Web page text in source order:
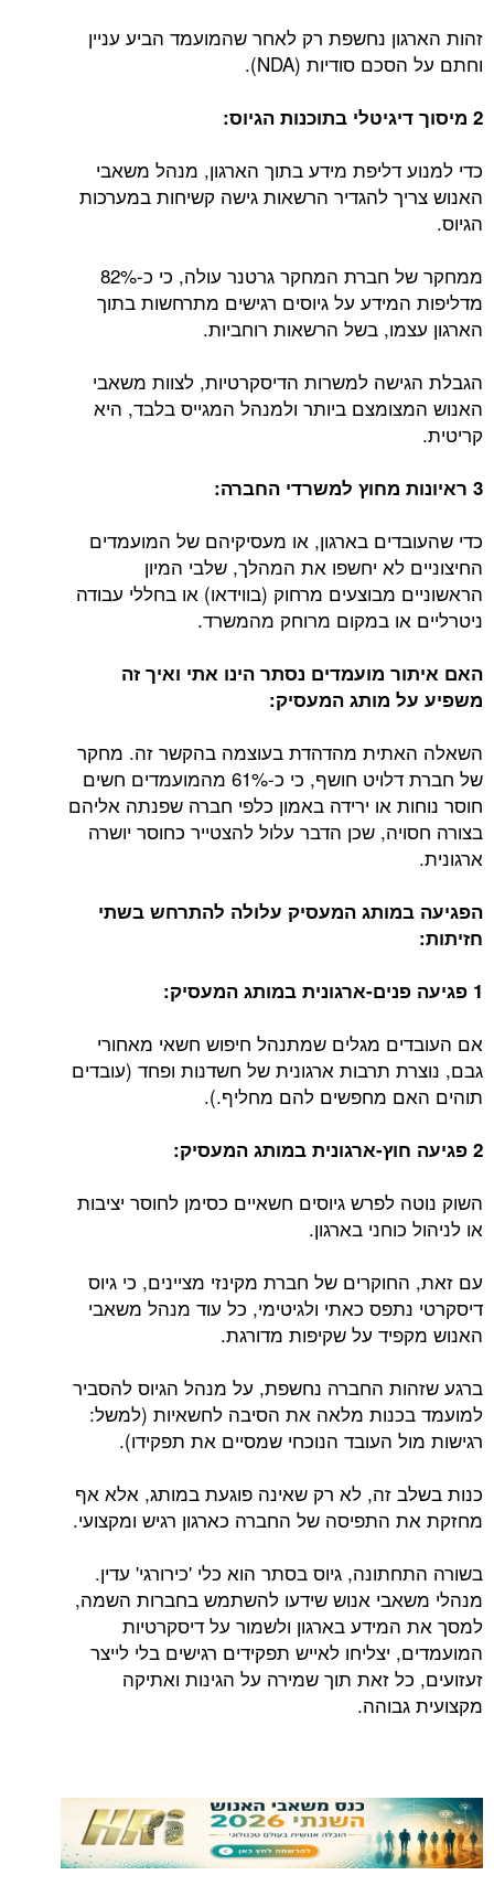
זהות הארגון נחשפת רק לאחר שהמועמד הביע עניין
וחתם על הסכם סודיות (NDA).
2 מיסוך דיגיטלי בתוכנות הגיוס:
כדי למנוע דליפת מידע בתוך הארגון, מנהל משאבי
האנוש צריך להגדיר הרשאות גישה קשיחות במערכות
הגיוס.
ממחקר של חברת המחקר גרטנר עולה, כי כ-82%
מדליפות המידע על גיוסים רגישים מתרחשות בתוך
הארגון עצמו, בשל הרשאות רוחביות.
הגבלת הגישה למשרות הדיסקרטיות, לצוות משאבי
האנוש המצומצם ביותר ולמנהל המגייס בלבד, היא
קריטית.
3 ראיונות מחוץ למשרדי החברה:
כדי שהעובדים בארגון, או מעסיקיהם של המועמדים
החיצוניים לא יחשפו את המהלך, שלבי המיון
הראשוניים מבוצעים מרחוק (בווידאו) או בחללי עבודה
ניטרליים או במקום מרוחק מהמשרד.
האם איתור מועמדים נסתר הינו אתי ואיך זה
משפיע על מותג המעסיק:
השאלה האתית מהדהדת בעוצמה בהקשר זה. מחקר
של חברת דלויט חושף, כי כ-61% מהמועמדים חשים
חוסר נוחות או ירידה באמון כלפי חברה שפנתה אליהם
בצורה חסויה, שכן הדבר עלול להצטייר כחוסר יושרה
ארגונית.
הפגיעה במותג המעסיק עלולה להתרחש בשתי
חזיתות:
1 פגיעה פנים-ארגונית במותג המעסיק:
אם העובדים מגלים שמתנהל חיפוש חשאי מאחורי
גבם, נוצרת תרבות ארגונית של חשדנות ופחד (עובדים
תוהים האם מחפשים להם מחליף.).
2 פגיעה חוץ-ארגונית במותג המעסיק:
השוק נוטה לפרש גיוסים חשאיים כסימן לחוסר יציבות
או לניהול כוחני בארגון.
עם זאת, החוקרים של חברת מקינזי מציינים, כי גיוס
דיסקרטי נתפס כאתי ולגיטימי, כל עוד מנהל משאבי
האנוש מקפיד על שקיפות מדורגת.
ברגע שזהות החברה נחשפת, על מנהל הגיוס להסביר
למועמד בכנות מלאה את הסיבה לחשאיות (למשל:
רגישות מול העובד הנוכחי שמסיים את תפקידו).
כנות בשלב זה, לא רק שאינה פוגעת במותג, אלא אף
מחזקת את התפיסה של החברה כארגון רגיש ומקצועי.
בשורה התחתונה, גיוס בסתר הוא כלי 'כירורגי' עדין.
מנהלי משאבי אנוש שידעו להשתמש בחברות השמה,
למסך את המידע בארגון ולשמור על דיסקרטיות
המועמדים, יצליחו לאייש תפקידים רגישים בלי לייצר
זעזועים, כל זאת תוך שמירה על הגינות ואתיקה
מקצועית גבוהה.